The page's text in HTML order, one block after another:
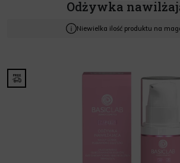
Odżywka
Niewielka ilość produktu na